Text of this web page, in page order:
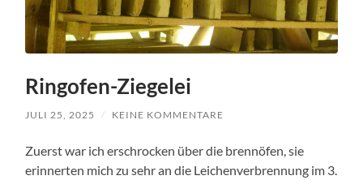
Ringofen-Ziegelei
JULI 25, 2025 / KEINE KOMMENTARE
Zuerst war ich erschrocken über die brennöfen, sie
erinnerten mich zu sehr an die Leichenverbrennung im 3.